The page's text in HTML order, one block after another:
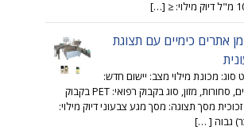
אתרים כימיים עם תצוגת
סוג: מכונת מילוי מצב: יישום חדש:
משקאות, כימיקלים, סחורות, מזון, סוג בקבוק רפואי: PET בקבוק
מסך תצוגה: מסך מגע צבעוני דיוק מילוי: